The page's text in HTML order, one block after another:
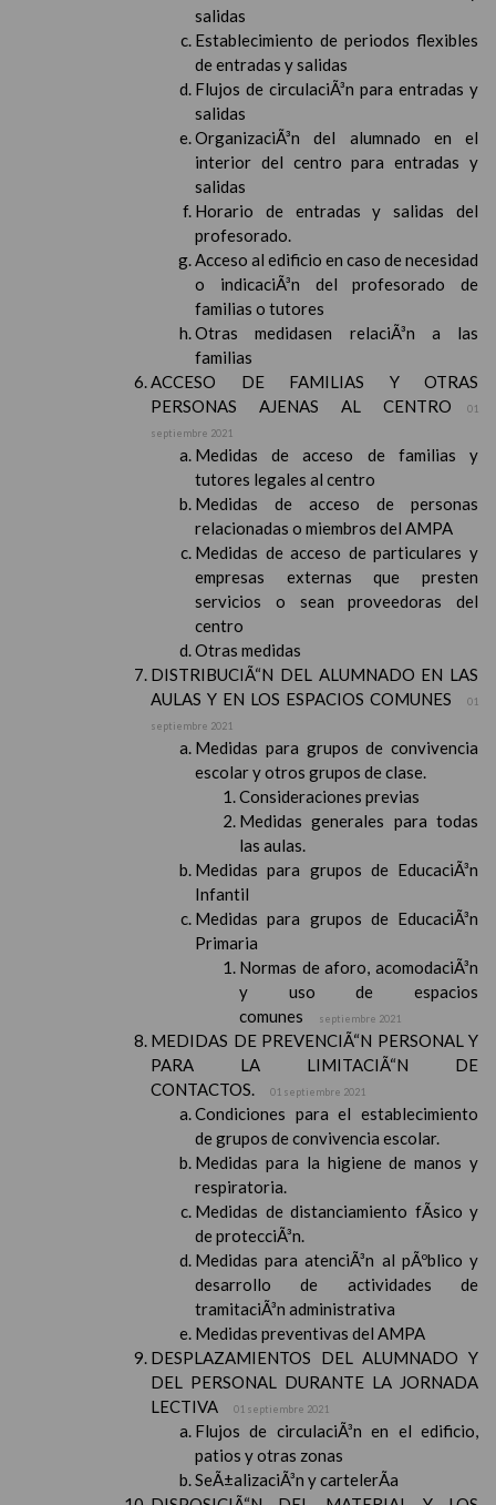
salidas
Establecimiento de periodos flexibles
de entradas y salidas
Flujos de circulaciÃ³n para entradas y
salidas
OrganizaciÃ³n del alumnado en el
interior del centro para entradas y
salidas
Horario de entradas y salidas del
profesorado.
Acceso al edificio en caso de necesidad
o indicaciÃ³n del profesorado de
familias o tutores
Otras medidasen relaciÃ³n a las
familias
ACCESO DE FAMILIAS Y OTRAS
PERSONAS AJENAS AL CENTRO
01
septiembre 2021
Medidas de acceso de familias y
tutores legales al centro
Medidas de acceso de personas
relacionadas o miembros del AMPA
Medidas de acceso de particulares y
empresas externas que presten
servicios o sean proveedoras del
centro
Otras medidas
DISTRIBUCIÃ“N DEL ALUMNADO EN LAS
AULAS Y EN LOS ESPACIOS COMUNES
01
septiembre 2021
Medidas para grupos de convivencia
escolar y otros grupos de clase.
Consideraciones previas
Medidas generales para todas
las aulas.
Medidas para grupos de EducaciÃ³n
Infantil
Medidas para grupos de EducaciÃ³n
Primaria
Normas de aforo, acomodaciÃ³n
y uso de espacios
comunes
septiembre 2021
MEDIDAS DE PREVENCIÃ“N PERSONAL Y
PARA LA LIMITACIÃ“N DE
CONTACTOS.
01 septiembre 2021
Condiciones para el establecimiento
de grupos de convivencia escolar.
Medidas para la higiene de manos y
respiratoria.
Medidas de distanciamiento fÃ­sico y
de protecciÃ³n.
Medidas para atenciÃ³n al pÃºblico y
desarrollo de actividades de
tramitaciÃ³n administrativa
Medidas preventivas del AMPA
DESPLAZAMIENTOS DEL ALUMNADO Y
DEL PERSONAL DURANTE LA JORNADA
LECTIVA
01 septiembre 2021
Flujos de circulaciÃ³n en el edificio,
patios y otras zonas
SeÃ±alizaciÃ³n y cartelerÃ­a